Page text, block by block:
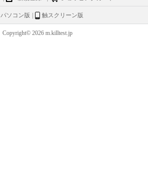
パソコン版 触スクリーン版
Copyright© 2026 m.killtest.jp